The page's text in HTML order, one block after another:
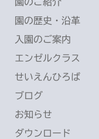
園のご紹介
園の歴史・沿革
入園のご案内
エンゼルクラス
せいえんひろば
ブログ
お知らせ
ダウンロード